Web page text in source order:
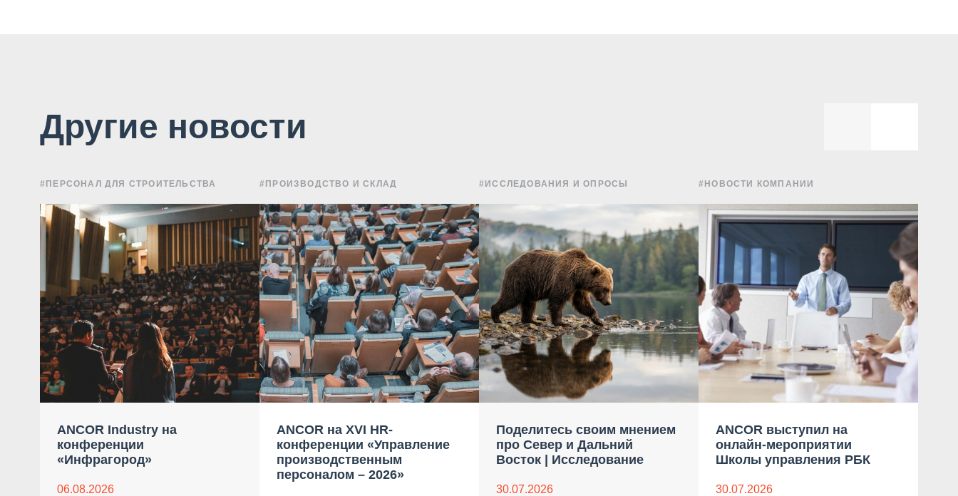
Другие новости
#ПЕРСОНАЛ ДЛЯ СТРОИТЕЛЬСТВА
ANCOR Industry на
конференции
«Инфрагород»
06.08.2026
#ПРОИЗВОДСТВО И СКЛАД
ANCOR на XVI HR-
конференции «Управление
производственным
персоналом – 2026»
#ИССЛЕДОВАНИЯ И ОПРОСЫ
Поделитесь своим мнением
про Север и Дальний
Восток | Исследование
30.07.2026
#НОВОСТИ КОМПАНИИ
ANCOR выступил на
онлайн-мероприятии
Школы управления РБК
30.07.2026